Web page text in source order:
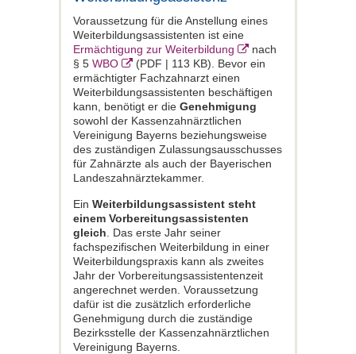
Voraussetzung für die Anstellung eines
Weiterbildungsassistenten ist eine
Ermächtigung zur Weiterbildung
nach
§ 5 WBO
(PDF | 113 KB). Bevor ein
ermächtigter Fachzahnarzt einen
Weiterbildungsassistenten beschäftigen
kann, benötigt er die Genehmigung
sowohl der Kassenzahnärztlichen
Vereinigung Bayerns beziehungsweise
des zuständigen Zulassungsausschusses
für Zahnärzte als auch der Bayerischen
Landeszahnärztekammer.
Ein Weiterbildungsassistent steht
einem Vorbereitungsassistenten
gleich . Das erste Jahr seiner
fachspezifischen Weiterbildung in einer
Weiterbildungspraxis kann als zweites
Jahr der Vorbereitungsassistentenzeit
angerechnet werden. Voraussetzung
dafür ist die zusätzlich erforderliche
Genehmigung durch die zuständige
Bezirksstelle der Kassenzahnärztlichen
Vereinigung Bayerns.